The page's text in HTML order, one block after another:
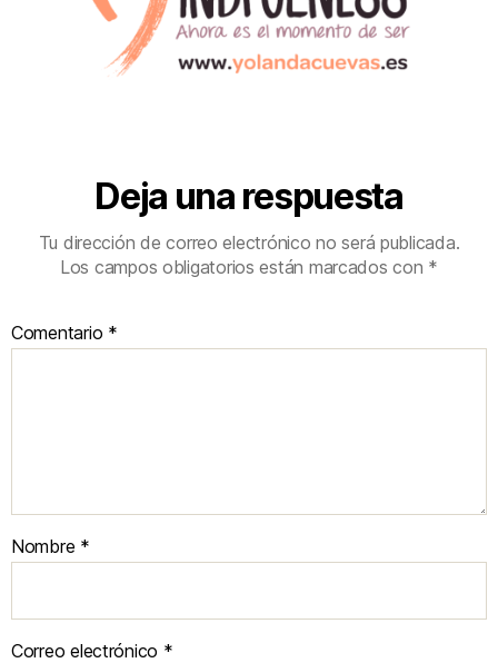
Deja una respuesta
Tu dirección de correo electrónico no será publicada.
Los campos obligatorios están marcados con *
Comentario *
Nombre *
Correo electrónico *